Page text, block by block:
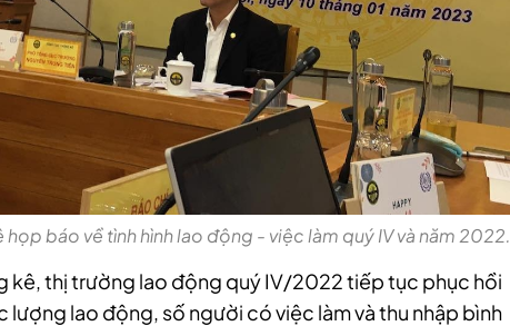
họp báo về tình hình lao động - việc làm quý IV và năm 2022.
kê, thị trường lao động quý IV/2022 tiếp tục phục hồi
lượng lao động, số người có việc làm và thu nhập bình